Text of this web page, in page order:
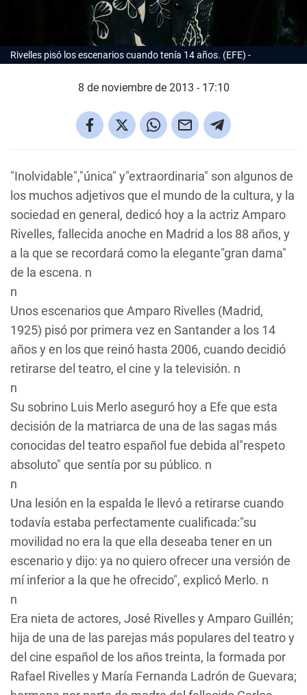
Rivelles pisó los escenarios cuando tenía 14 años. (EFE)
8 de noviembre de 2013 - 17:10
"Inolvidable","única" y"extraordinaria" son algunos de
los muchos adjetivos que el mundo de la cultura, y la
sociedad en general, dedicó hoy a la actriz Amparo
Rivelles, fallecida anoche en Madrid a los 88 años, y
a la que se recordará como la elegante"gran dama"
de la escena. n
n
Unos escenarios que Amparo Rivelles (Madrid,
1925) pisó por primera vez en Santander a los 14
años y en los que reinó hasta 2006, cuando decidió
retirarse del teatro, el cine y la televisión. n
n
Su sobrino Luis Merlo aseguró hoy a Efe que esta
decisión de la matriarca de una de las sagas más
conocidas del teatro español fue debida al"respeto
absoluto" que sentía por su público. n
n
Una lesión en la espalda le llevó a retirarse cuando
todavía estaba perfectamente cualificada:"su
movilidad no era la que ella deseaba tener en un
escenario y dijo: ya no quiero ofrecer una versión de
mí inferior a la que he ofrecido", explicó Merlo. n
n
Era nieta de actores, José Rivelles y Amparo Guillén;
hija de una de las parejas más populares del teatro y
del cine español de los años treinta, la formada por
Rafael Rivelles y María Fernanda Ladrón de Guevara;